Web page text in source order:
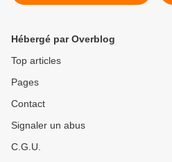
France
Hébergé par Overblog
Top articles
Pages
Contact
Signaler un abus
C.G.U.